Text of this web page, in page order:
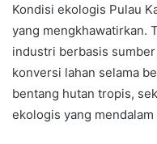
Kondisi ekologis Pulau
yang mengkhawatirkan.
industri berbasis
konversi lahan selama
bentang hutan tropis,
ekologis yang